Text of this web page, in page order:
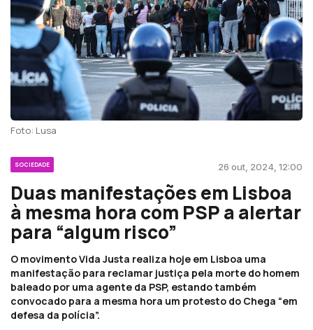
Foto: Lusa
SOCIEDADE 26 out, 2024, 12:00
Duas manifestações em Lisboa
à mesma hora com PSP a alertar
para “algum risco”
O movimento Vida Justa realiza hoje em Lisboa uma
manifestação para reclamar justiça pela morte do homem
baleado por uma agente da PSP, estando também
convocado para a mesma hora um protesto do Chega “em
defesa da polícia”.